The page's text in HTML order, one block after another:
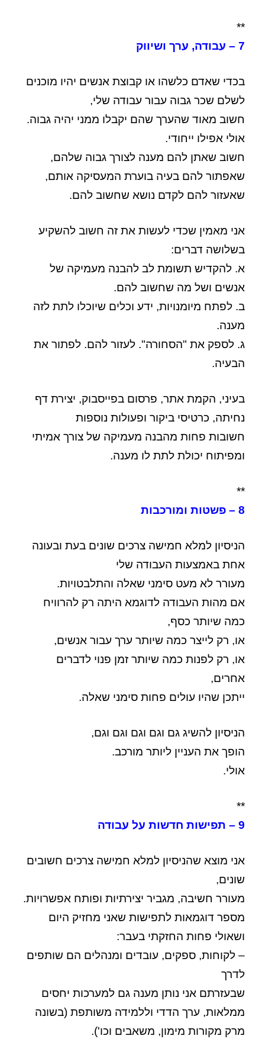
**
7 – עבודה, ערך ושיווק
בכדי שאדם כלשהו או קבוצת אנשים יהיו מוכנים
לשלם שכר גבוה עבור עבודה שלי,
חשוב מאוד שהערך שהם יקבלו ממני יהיה גבוה.
אולי אפילו ייחודי.
חשוב שאתן להם מענה לצורך גבוה שלהם,
שאפתור להם בעיה בוערת המעסיקה אותם,
שאעזור להם לקדם נושא שחשוב להם.
אני מאמין שכדי לעשות את זה חשוב להשקיע
בשלושה דברים:
א. להקדיש תשומת לב להבנה מעמיקה של
אנשים ושל מה שחשוב להם.
ב. לפתח מיומנויות, ידע וכלים שיוכלו לתת לזה
מענה.
ג. לספק את "הסחורה". לעזור להם. לפתור את
הבעיה.
בעיני, הקמת אתר, פרסום בפייסבוק, יצירת דף
נחיתה, כרטיסי ביקור ופעולות נוספות
חשובות פחות מהבנה מעמיקה של צורך אמיתי
ומפיתוח יכולת לתת לו מענה.
**
8 – פשטות ומורכבות
הניסיון למלא חמישה צרכים שונים בעת ובעונה
אחת באמצעות העבודה שלי
מעורר לא מעט סימני שאלה והתלבטויות.
אם מהות העבודה לדוגמא היתה רק להרוויח
כמה שיותר כסף,
או, רק לייצר כמה שיותר ערך עבור אנשים,
או, רק לפנות כמה שיותר זמן פנוי לדברים
אחרים,
ייתכן שהיו עולים פחות סימני שאלה.
הניסיון להשיג גם וגם וגם וגם וגם,
הופך את העניין ליותר מורכב.
אולי.
**
9 – תפישות חדשות על עבודה
אני מוצא שהניסיון למלא חמישה צרכים חשובים
שונים,
מעורר חשיבה, מגביר יצירתיות ופותח אפשרויות.
מספר דוגמאות לתפישות שאני מחזיק היום
ושאולי פחות החזקתי בעבר:
– לקוחות, ספקים, עובדים ומנהלים הם שותפים
לדרך
שבעזרתם אני נותן מענה גם למערכות יחסים
ממלאות, ערך הדדי וללמידה משותפת (בשונה
מרק מקורות מימון, משאבים וכו').